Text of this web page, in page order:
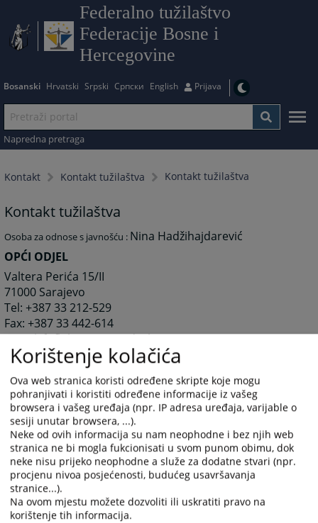
Federalno tužilaštvo
Federacije Bosne i
Hercegovine
Bosanski Hrvatski Srpski Српски English Prijava
Napredna pretraga
Kontakt Kontakt tužilaštva Kontakt tužilaštva
Kontakt tužilaštva
Osoba za odnose s javnošću : Nina Hadžihajdarević
OPĆI ODJEL
Valtera Perića 15/II
71000 Sarajevo
Tel: +387 33 212-529
Fax: +387 33 442-614
e-mail:ft-fbih@pravosudje.ba
POSBNI ODJEL ZA SUZBIJANJE KORUPCIJE I ORGANIZOVANOG
KRIMINALA
Alipašina 6
71000 Sarajevo
Tel:+387 33 209-105
e-mail:ft-fbih-posebniodjel@pravosudje.ba
13662
Korištenje kolačića
Ova web stranica koristi određene skripte koje mogu
pohranjivati i koristiti određene informacije iz vašeg
browsera i vašeg uređaja (npr. IP adresa uređaja, varijable o
sesiji unutar browsera, ...).
Neke od ovih informacija su nam neophodne i bez njih web
stranica ne bi mogla fukcionisati u svom punom obimu, dok
neke nisu prijeko neophodne a služe za dodatne stvari (npr.
procjenu nivoa posjećenosti, budućeg usavršavanja
stranice...).
Na ovom mjestu možete dozvoliti ili uskratiti pravo na
korištenje tih informacija.